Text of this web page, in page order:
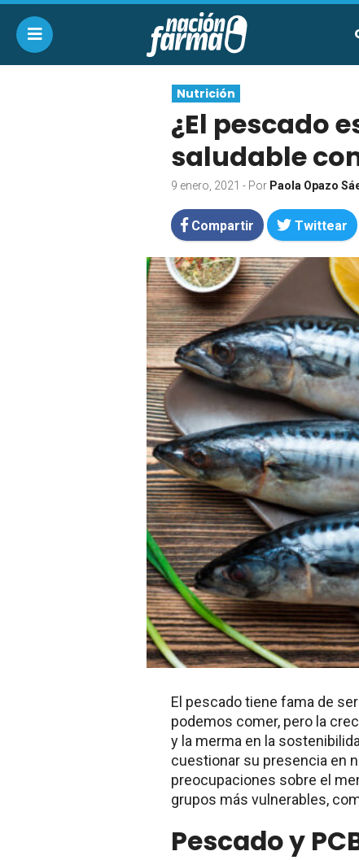
Nutrición
¿El pescado
saludable
9 enero, 2021 - Por Paola Opazo
Compartir Twittear
El pescado tiene fama de
podemos comer, pero la
y la merma en la
cuestionar su presencia en
preocupaciones sobre el
grupos más vulnerables,
Pescado y